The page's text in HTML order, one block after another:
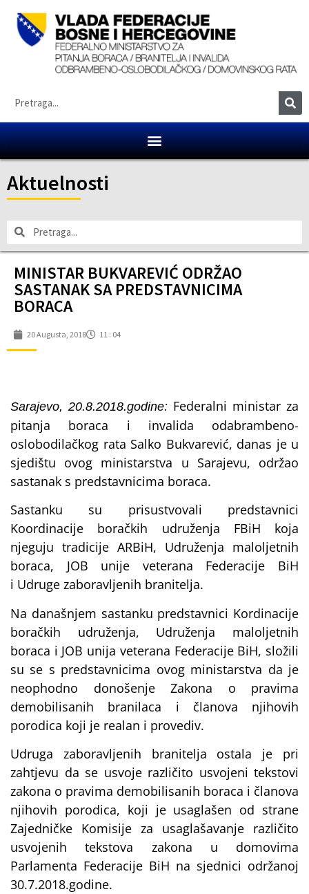
Aktuelnosti
MINISTAR BUKVAREVIĆ ODRŽAO
SASTANAK SA PREDSTAVNICIMA
BORACA
20 Augusta, 2018 11 : 04
Sarajevo, 20.8.2018.godine: Federalni ministar za
pitanja boraca i invalida odabrambeno-
oslobodilačkog rata Salko Bukvarević, danas je u
sjedištu ovog ministarstva u Sarajevu, održao
sastanak s predstavnicima boraca.
Sastanku su prisustvovali predstavnici
Koordinacije boračkih udruženja FBiH koja
njeguju tradicije ARBiH, Udruženja maloljetnih
boraca, JOB unije veterana Federacije BiH
i Udruge zaboravljenih branitelja.
Na današnjem sastanku predstavnici Kordinacije
boračkih udruženja, Udruženja maloljetnih
boraca i JOB unija veterana Federacije BiH, složili
su se s predstavnicima ovog ministarstva da je
neophodno donošenje Zakona o pravima
demobilisanih branilaca i članova njihovih
porodica koji je realan i provediv.
Udruga zaboravljenih branitelja ostala je pri
zahtjevu da se usvoje različito usvojeni tekstovi
zakona o pravima demobilisanih boraca i članova
njihovih porodica, koji je usaglašen od strane
Zajedničke Komisije za usaglašavanje različito
usvojenih tekstova zakona u domovima
Parlamenta Federacije BiH na sjednici održanoj
30.7.2018.godine.